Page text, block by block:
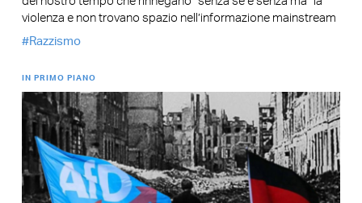
violenza e non trovano spazio nell’informazione mainstream
Razzismo
IN PRIMO PIANO